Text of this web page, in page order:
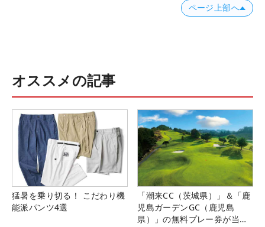
ページ上部へ
オススメの記事
猛暑を乗り切る！ こだわり機
能派パンツ4選
「潮来CC（茨城県）」＆「鹿
児島ガーデンGC（鹿児島
県）」の無料プレー券が当た